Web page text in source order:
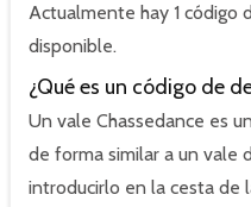
Actualmente hay 1 código
disponible.
¿Qué es un código de
Un vale Chassedance es
de forma similar a un vale
introducirlo en la cesta de